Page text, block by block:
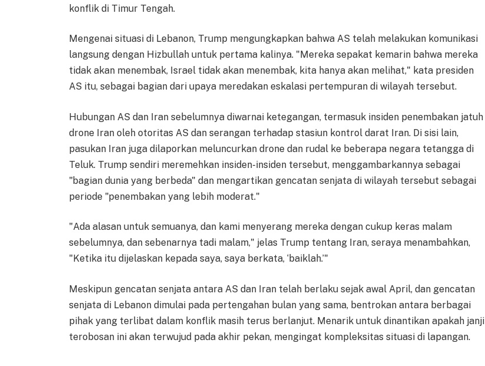
konflik di Timur Tengah.
Mengenai situasi di Lebanon, Trump mengungkapkan bahwa AS telah melakukan komunikasi
langsung dengan Hizbullah untuk pertama kalinya. "Mereka sepakat kemarin bahwa mereka
tidak akan menembak, Israel tidak akan menembak, kita hanya akan melihat," kata presiden
AS itu, sebagai bagian dari upaya meredakan eskalasi pertempuran di wilayah tersebut.
Hubungan AS dan Iran sebelumnya diwarnai ketegangan, termasuk insiden penembakan jatuh
drone Iran oleh otoritas AS dan serangan terhadap stasiun kontrol darat Iran. Di sisi lain,
pasukan Iran juga dilaporkan meluncurkan drone dan rudal ke beberapa negara tetangga di
Teluk. Trump sendiri meremehkan insiden-insiden tersebut, menggambarkannya sebagai
"bagian dunia yang berbeda" dan mengartikan gencatan senjata di wilayah tersebut sebagai
periode "penembakan yang lebih moderat."
"Ada alasan untuk semuanya, dan kami menyerang mereka dengan cukup keras malam
sebelumnya, dan sebenarnya tadi malam," jelas Trump tentang Iran, seraya menambahkan,
"Ketika itu dijelaskan kepada saya, saya berkata, ‘baiklah.’"
Meskipun gencatan senjata antara AS dan Iran telah berlaku sejak awal April, dan gencatan
senjata di Lebanon dimulai pada pertengahan bulan yang sama, bentrokan antara berbagai
pihak yang terlibat dalam konflik masih terus berlanjut. Menarik untuk dinantikan apakah janji
terobosan ini akan terwujud pada akhir pekan, mengingat kompleksitas situasi di lapangan.